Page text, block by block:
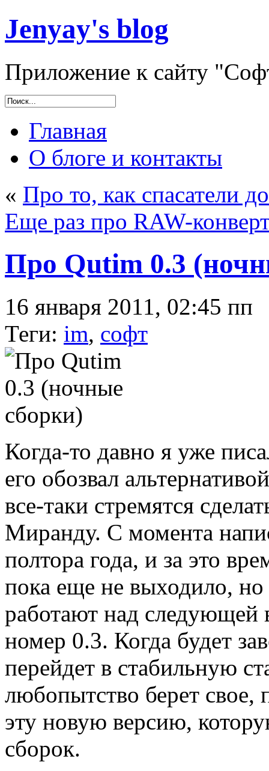
Jenyay's blog
Приложение к сайту
Главная
О блоге и контакты
« Про то, как спасатели
Еще раз про RAW-
Про Qutim 0.3
16 января 2011, 02:45 пп
Теги: im, софт
Когда-то давно я уже
его обозвал
все-таки стремятся
Миранду. С момента
полтора года, и за это
пока еще не выходило, но
работают над следующей
номер 0.3. Когда будет
перейдет в стабильную
любопытство берет свое,
эту новую версию,
сборок.